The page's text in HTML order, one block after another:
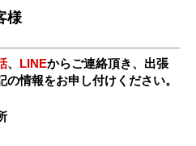
様
、 LINEからご連絡頂き、出張
情報をお申し付けください。